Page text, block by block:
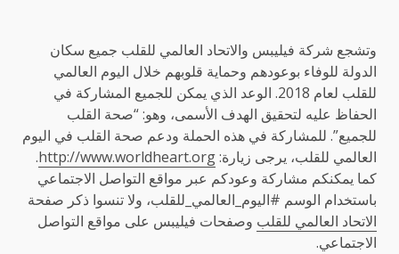
وتشجع شركة فيليبس والاتحاد العالمي للقلب جميع سكان
الدولة للوفاء بوعودهم وحماية قلوبهم خلال اليوم العالمي
للقلب لعام 2018. الوعد الذي يمكن للجميع المشاركة في
الحفاظ عليه لتحقيق الهدف الأسمى، وهو: “صحة القلب
للجميع”. للمشاركة في هذه الحملة ودعم صحة القلب في اليوم
العالمي للقلب، يرجى زيارة:http://www.worldheart.org
.
كما يمكنكم مشاركة وعودكم عبر مواقع التواصل الاجتماعي
باستخدام الوسم #اليوم_العالمي_للقلب، ولا تنسوا ذكر صفحة
الاتحاد العالمي للقلب وصفحات فيليبس على مواقع التواصل
الاجتماعي.